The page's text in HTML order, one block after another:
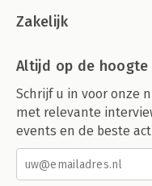
Zakelijk
Altijd op de hoogte
Schrijf u in voor onze
met relevante
events en de beste